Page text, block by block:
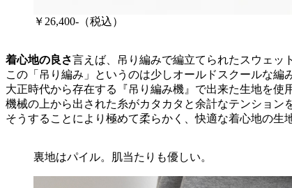
￥26,400-（税込）
着心地の良さ言えば、吊り編みで編立てられたスウェッ
この「吊り編み」というのは少しオールドスクールな編
大正時代から存在する『吊り編み機』で出来た生地を使
機械の上から出された糸がカタカタと余計なテンション
そうすることにより極めて柔らかく、快適な着心地の生
裏地はパイル。肌当たりも優しい。